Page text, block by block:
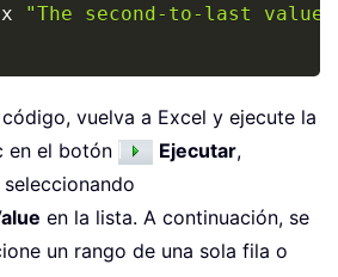
"The second-to-last
vuelva a Excel y ejecute la
en el botón
Ejecutar,
en la lista. A continuación, se
un rango de una sola fila o